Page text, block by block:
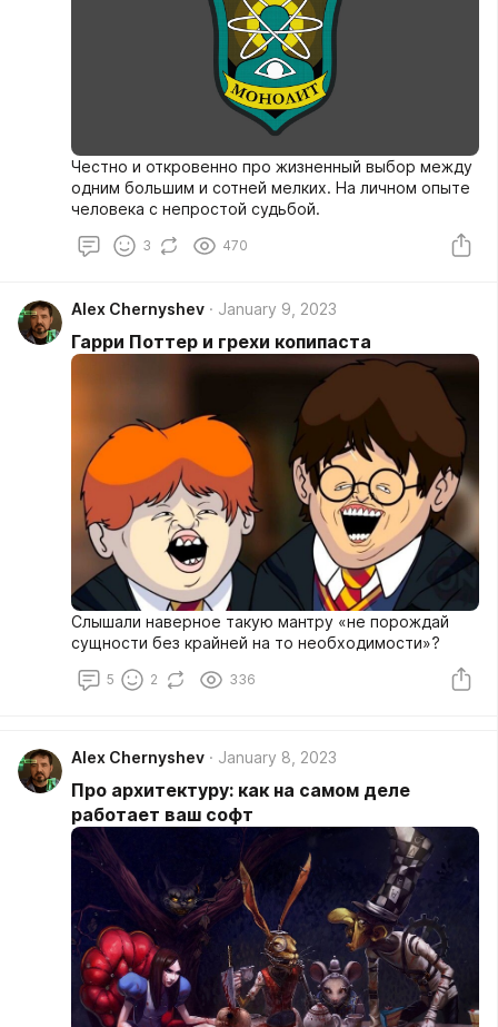
Честно и откровенно про жизненный выбор между
одним большим и сотней мелких. На личном опыте
человека с непростой судьбой.
3 470
Alex Chernyshev January 9, 2023
Гарри Поттер и грехи копипаста
Слышали наверное такую мантру «не порождай
сущности без крайней на то необходимости»?
5 2 336
Alex Chernyshev January 8, 2023
Про архитектуру: как на самом деле
работает ваш софт